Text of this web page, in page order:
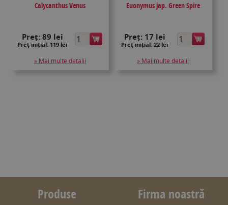
Calycanthus Venus
Preț: 89 lei
Preţ inițial: 119 lei
» Mai multe detalii
Euonymus jap. Green Spire
Preț: 17 lei
Preţ inițial: 22 lei
» Mai multe detalii
Produse Firma noastră